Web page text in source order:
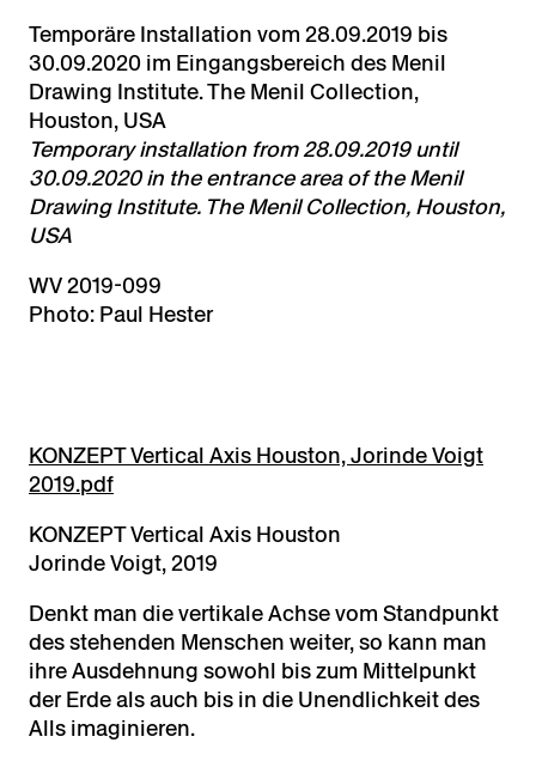
Temporäre Installation vom 28.09.2019 bis
30.09.2020 im Eingangsbereich des Menil
Drawing Institute. The Menil Collection,
Houston, USA
Temporary installation from 28.09.2019 until
30.09.2020 in the entrance area of the Menil
Drawing Institute. The Menil Collection, Houston,
USA
WV 2019-099
Photo: Paul Hester
KONZEPT Vertical Axis Houston, Jorinde Voigt
2019.pdf
KONZEPT Vertical Axis Houston
Jorinde Voigt, 2019
Denkt man die vertikale Achse vom Standpunkt
des stehenden Menschen weiter, so kann man
ihre Ausdehnung sowohl bis zum Mittelpunkt
der Erde als auch bis in die Unendlichkeit des
Alls imaginieren.